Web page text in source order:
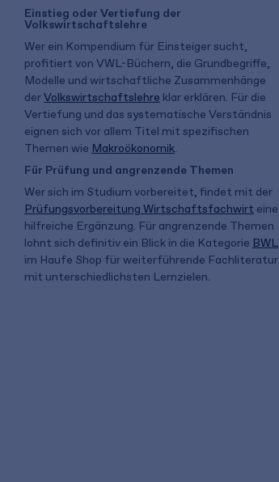
Einstieg oder Vertiefung der
Volkswirtschaftslehre
Wer ein Kompendium für Einsteiger sucht,
profitiert von VWL-Büchern, die Grundbegriffe,
Modelle und wirtschaftliche Zusammenhänge
derVolkswirtschaftslehre klar erklären. Für die
Vertiefung und das systematische Verständnis
eignen sich vor allem Titel mit spezifischen
Themen wie Makroökonomik.
Für Prüfung und angrenzende Themen
Wer sich im Studium vorbereitet, findet mit der
Prüfungsvorbereitung Wirtschaftsfachwirt eine
hilfreiche Ergänzung. Für angrenzende Themen
lohnt sich definitiv ein Blick in die Kategorie BWL
im Haufe Shop für weiterführende Fachliteratur
mit unterschiedlichsten Lernzielen.